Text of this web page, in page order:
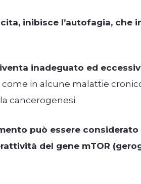
inibisce l’autofagia, che
inadeguato ed
in alcune malattie
cancerogenesi.
può essere considerato
del gene mTOR